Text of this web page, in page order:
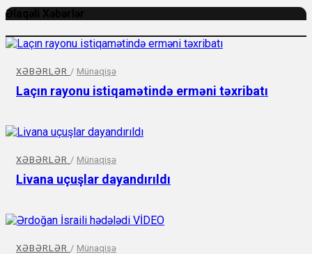
Əlaqəli Xəbərlər
XƏBƏRLƏR / Münaqişə
Laçın rayonu istiqamətində erməni təxribatı
XƏBƏRLƏR / Münaqişə
Livana uçuşlar dayandırıldı
XƏBƏRLƏR / Münaqişə